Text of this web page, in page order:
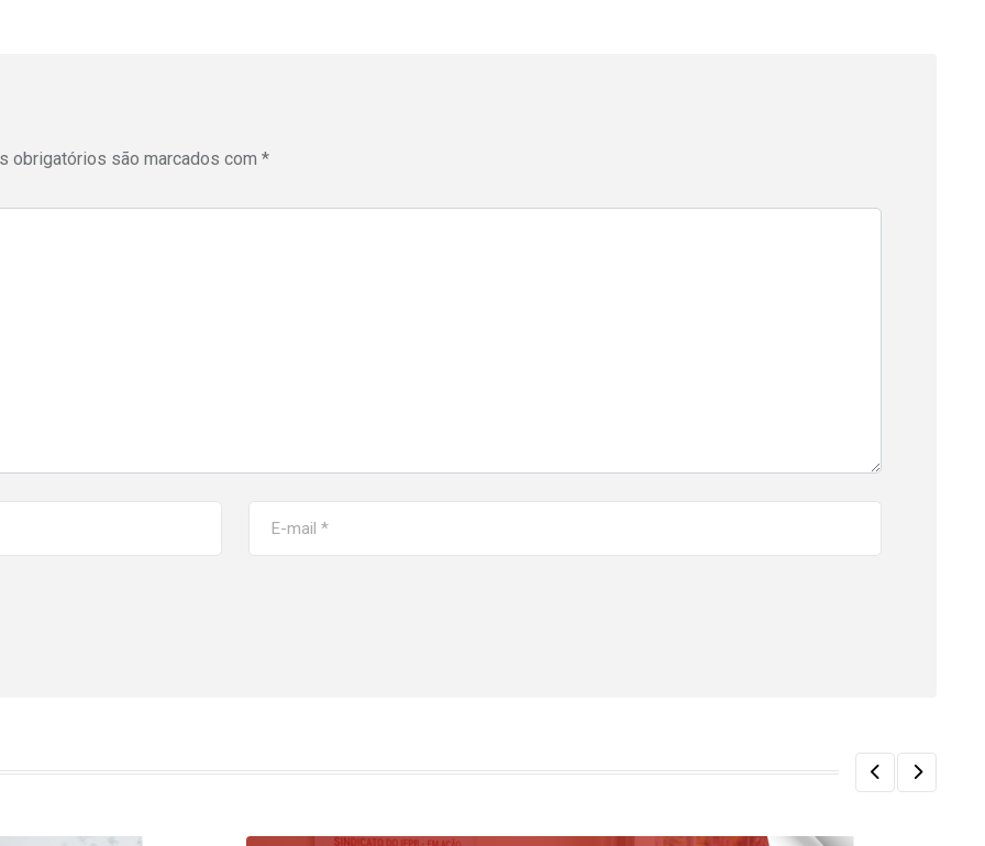
obrigatórios são marcados com *